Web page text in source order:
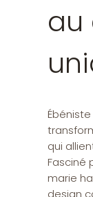
au
qui
Fasciné
marie
design